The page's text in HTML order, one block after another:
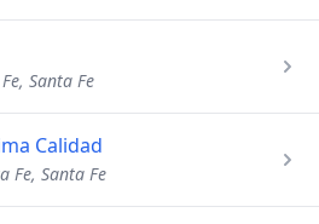
Santa Fe
Calidad
Fe, Santa Fe